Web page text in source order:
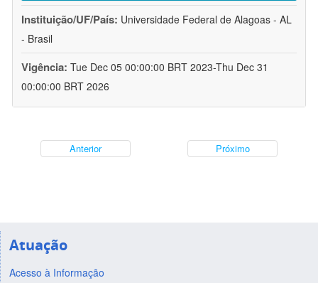
Instituição/UF/País: Universidade Federal de Alagoas - AL
- Brasil
Vigência: Tue Dec 05 00:00:00 BRT 2023-Thu Dec 31
00:00:00 BRT 2026
Anterior Próximo
Atuação
Acesso à Informação